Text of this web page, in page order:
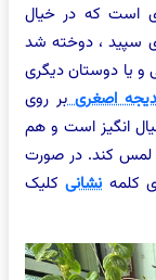
است که در خیال
سپید ، دوخته شد
و یا دوستان دیگری
اصغری بر روی
انگیز است و هم
لمس کند. در صورت
کلمه نشانیکلیک